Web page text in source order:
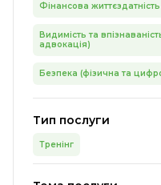
Фінансова життєздатність
Видимість та
адвокація)
Безпека (фізична та
Тип послуги
Тренінг